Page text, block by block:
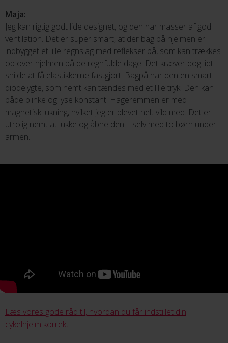
Maja:
Jeg kan rigtig godt lide designet, og den har masser af god
ventilation. Det er super smart, at der bag på hjelmen er
indbygget et lille regnslag med reflekser på, som kan trækkes
op over hjelmen på de regnfulde dage. Det kræver dog lidt
snilde at få elastikkerne fastgjort. Bagpå har den en smart
diodelygte, som nemt kan tændes med et lille tryk. Den kan
både blinke og lyse konstant. Hageremmen er med
magnetisk lukning, hvilket jeg er blevet helt vild med. Det er
utrolig nemt at lukke og åbne den – selv med to børn under
armen.
Læs vores gode råd til, hvordan du får indstillet din
cykelhjelm korrekt